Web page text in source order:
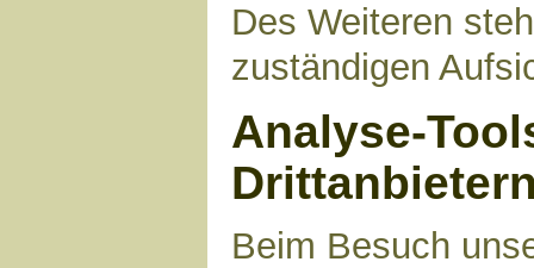
Des Weiteren
zuständigen
Analyse-
Beim Besuch